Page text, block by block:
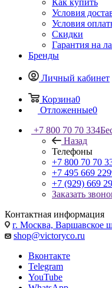
Как купить
Условия
Условия
Скидки
Гарантия на
Бренды
Личный кабинет
Корзина0
Отложенные0
+7 800 70 70 334
Назад
Телефоны
+7 800 70 70
+7 495 669
+7 (929) 669
Заказать
Контактная информация
г. Москва, Варшавское
shop@victoryco.ru
Вконтакте
Telegram
YouTube